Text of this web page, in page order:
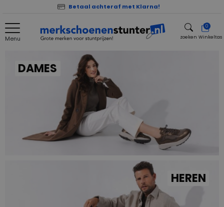
Betaal achteraf met Klarna!
Menu zoeken
0
Winkeltas
DAMES
HEREN